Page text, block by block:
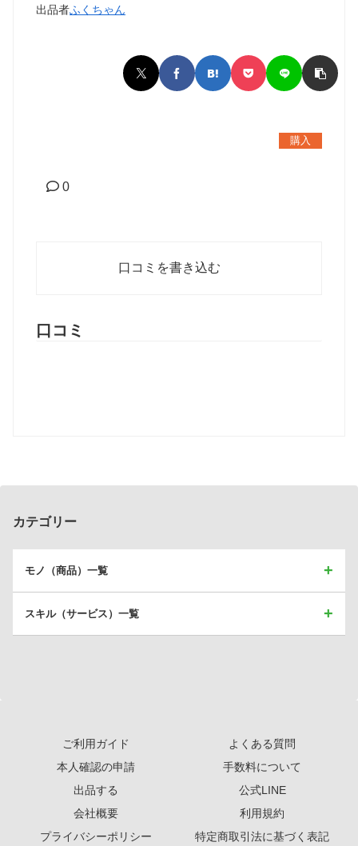
出品者ふくちゃん
購入
0
口コミ
口コミを書き込む
カテゴリー
モノ（商品）一覧
スキル（サービス）一覧
ご利用ガイド
よくある質問
本人確認の申請
手数料について
出品する
公式LINE
会社概要
利用規約
プライバシーポリシー
特定商取引法に基づく表記